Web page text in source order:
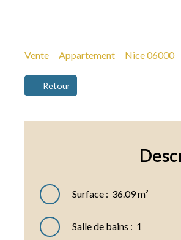
Vente Appartement Nice 06000
Retour
Surface : 36.09m²
Salle de bains : 1